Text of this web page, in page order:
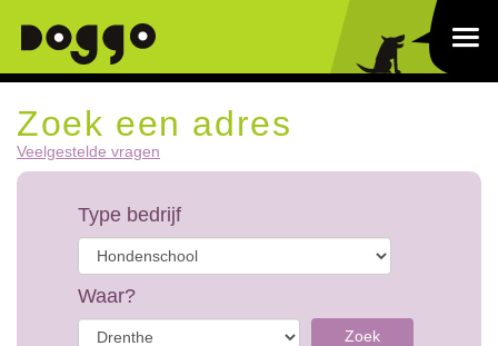
Zoek een adres
Veelgestelde vragen
Type bedrijf
Waar?
Zoek